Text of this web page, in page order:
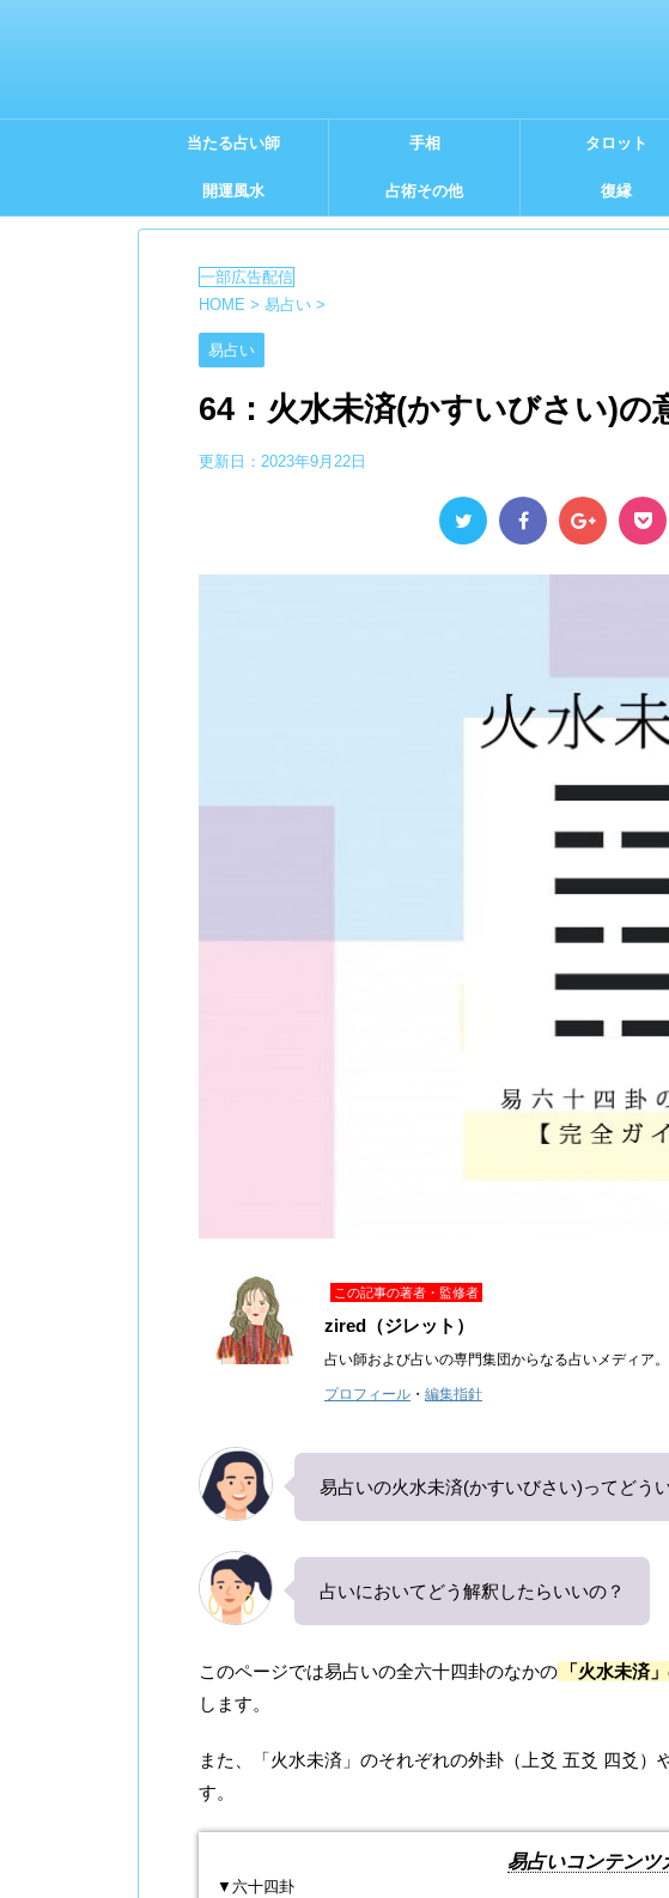
当たる占い師 手相 タロット
開運風水 占術その他 復縁
HOME > 易占い >
易占い
64：火水未済(かすいびさい)の
更新日： 2023年9月22日
この記事の著者・監修者
zired（ジレット）
占い師および占いの専門集団からなる占いメディア
プロフィール ・ 編集指針
易占いの火水未済(かすいびさい)ってどう
占いにおいてどう解釈したらいいの？
このページでは易占いの全六十四卦のなかの
「火水未済
します。
また、「火水未済」のそれぞれの外卦（上爻 五爻 四爻）
す。
易占いコンテンツ
▼六十四卦